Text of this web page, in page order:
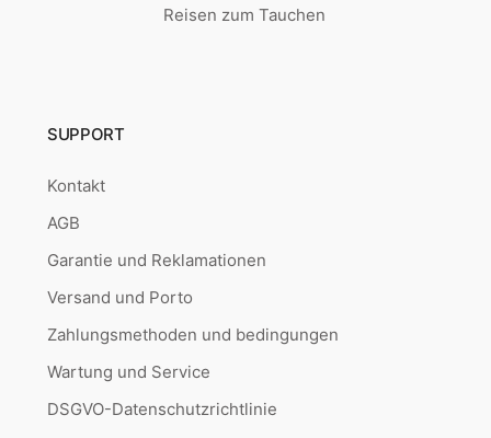
Reisen zum Tauchen
SUPPORT
Kontakt
AGB
Garantie und Reklamationen
Versand und Porto
Zahlungsmethoden und bedingungen
Wartung und Service
DSGVO-Datenschutzrichtlinie